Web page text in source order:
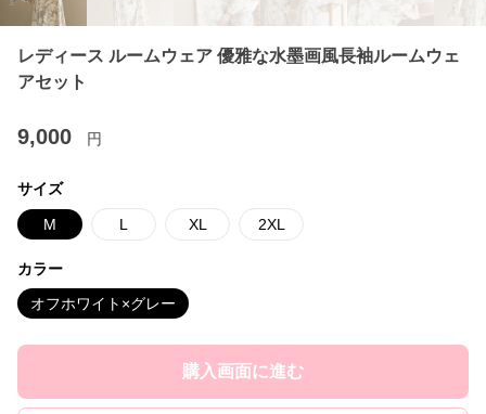
レディース ルームウェア 優雅な水墨画風長袖ルームウェ
アセット
9,000 円
サイズ
M L XL 2XL
カラー
オフホワイト×グレー
購入画面に進む